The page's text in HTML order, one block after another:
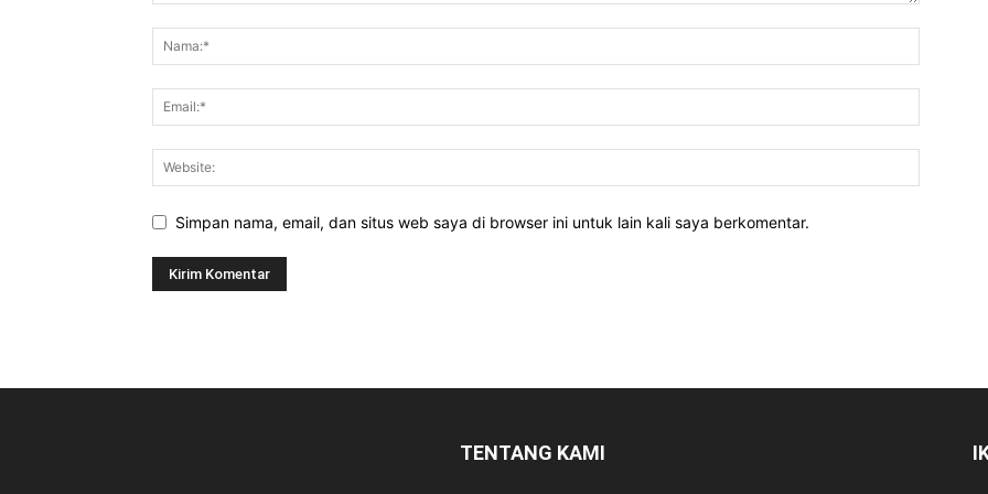
Simpan nama, email, dan situs web saya di browser ini untuk lain kali saya berkomentar.
TENTANG KAMI